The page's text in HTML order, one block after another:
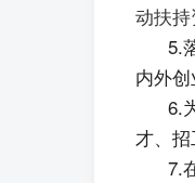
动扶持
5.
内外创
6.
才、招
7.